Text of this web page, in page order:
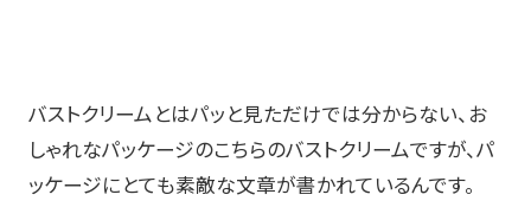
バストクリームとはパッと見ただけでは分からない、お
しゃれなパッケージのこちらのバストクリームですが、パ
ッケージにとても素敵な文章が書かれているんです。